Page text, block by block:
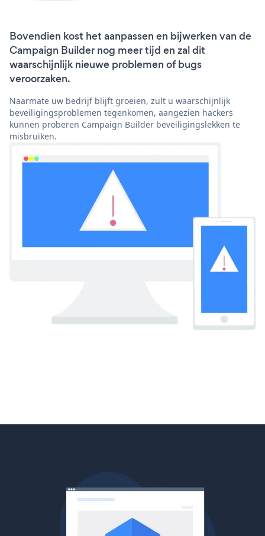
Bovendien kost het aanpassen en bijwerken van de
Campaign Builder nog meer tijd en zal dit
waarschijnlijk nieuwe problemen of bugs
veroorzaken.
Naarmate uw bedrijf blijft groeien, zult u waarschijnlijk
beveiligingsproblemen tegenkomen, aangezien hackers
kunnen proberen Campaign Builder beveiligingslekken te
misbruiken.